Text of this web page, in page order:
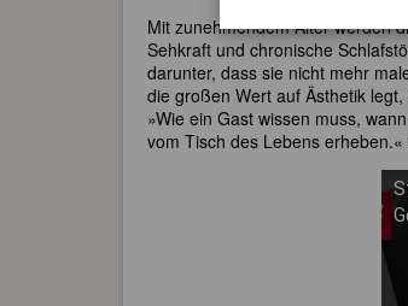
Mit zunehmendem Alter werden
Sehkraft und chronische
darunter, dass sie nicht mehr
die großen Wert auf Ästhetik
»Wie ein Gast wissen muss,
vom Tisch des Lebens